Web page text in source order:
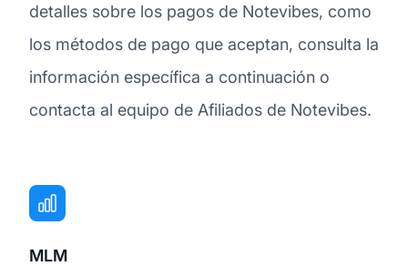
detalles sobre los pagos de Notevibes, como
los métodos de pago que aceptan, consulta la
información específica a continuación o
contacta al equipo de Afiliados de Notevibes.
MLM